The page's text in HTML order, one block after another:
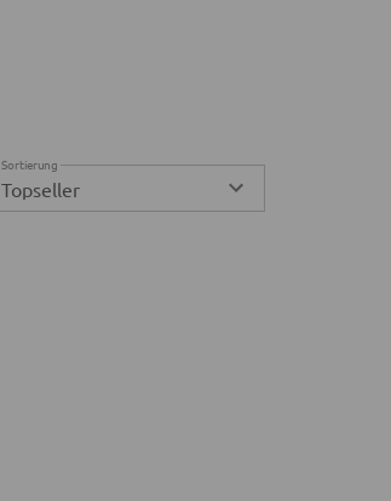
Sortierung
Topseller